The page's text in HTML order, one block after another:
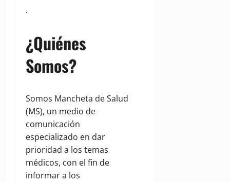
.
¿Quiénes
Somos?
Somos Mancheta de Salud
(MS), un medio de
comunicación
especializado en dar
prioridad a los temas
médicos, con el fin de
informar a los